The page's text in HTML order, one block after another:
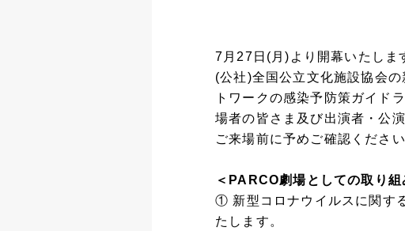
7月27日(月)より開幕いたしま
(公社)全国公立文化施設協会
トワークの感染予防策ガイド
場者の皆さま及び出演者・公
ご来場前に予めご確認ください
＜PARCO劇場としての取り組
① 新型コロナウイルスに関す
たします。